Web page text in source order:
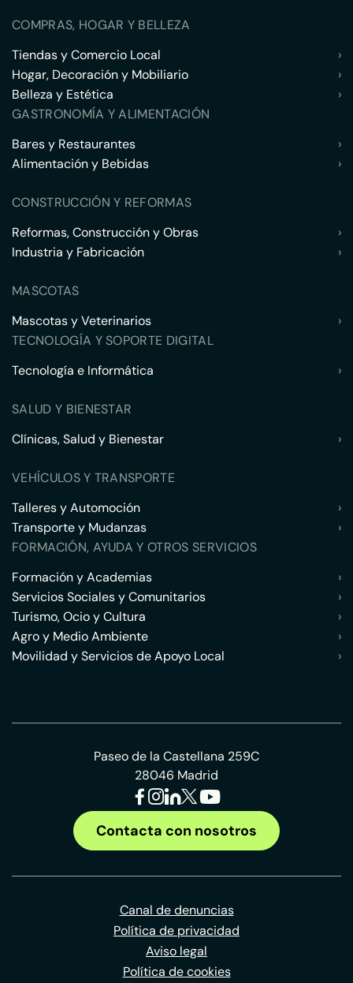
COMPRAS, HOGAR Y BELLEZA
Tiendas y Comercio Local
›
Hogar, Decoración y Mobiliario
›
Belleza y Estética
›
GASTRONOMÍA Y ALIMENTACIÓN
Bares y Restaurantes
›
Alimentación y Bebidas
›
CONSTRUCCIÓN Y REFORMAS
Reformas, Construcción y Obras
›
Industria y Fabricación
›
MASCOTAS
Mascotas y Veterinarios
›
TECNOLOGÍA Y SOPORTE DIGITAL
Tecnología e Informática
›
SALUD Y BIENESTAR
Clínicas, Salud y Bienestar
›
VEHÍCULOS Y TRANSPORTE
Talleres y Automoción
›
Transporte y Mudanzas
›
FORMACIÓN, AYUDA Y OTROS SERVICIOS
Formación y Academias
›
Servicios Sociales y Comunitarios
›
Turismo, Ocio y Cultura
›
Agro y Medio Ambiente
›
Movilidad y Servicios de Apoyo Local
›
Paseo de la Castellana 259C
28046 Madrid
Contacta con nosotros
Canal de denuncias
Política de privacidad
Aviso legal
Política de cookies